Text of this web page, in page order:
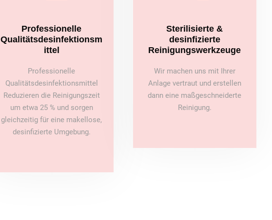
Professionelle
Qualitätsdesinfektionsm
ittel
Professionelle
Qualitätsdesinfektionsmittel
Reduzieren die Reinigungszeit
um etwa 25 % und sorgen
gleichzeitig für eine makellose,
desinfizierte Umgebung.
Sterilisierte &
desinfizierte
Reinigungswerkzeuge
Wir machen uns mit Ihrer
Anlage vertraut und erstellen
dann eine maßgeschneiderte
Reinigung.